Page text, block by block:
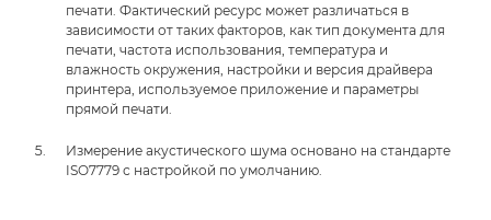
печати. Фактический ресурс может различаться в
зависимости от таких факторов, как тип документа для
печати, частота использования, температура и
влажность окружения, настройки и версия драйвера
принтера, используемое приложение и параметры
прямой печати.
Измерение акустического шума основано на стандарте
ISO7779 с настройкой по умолчанию.